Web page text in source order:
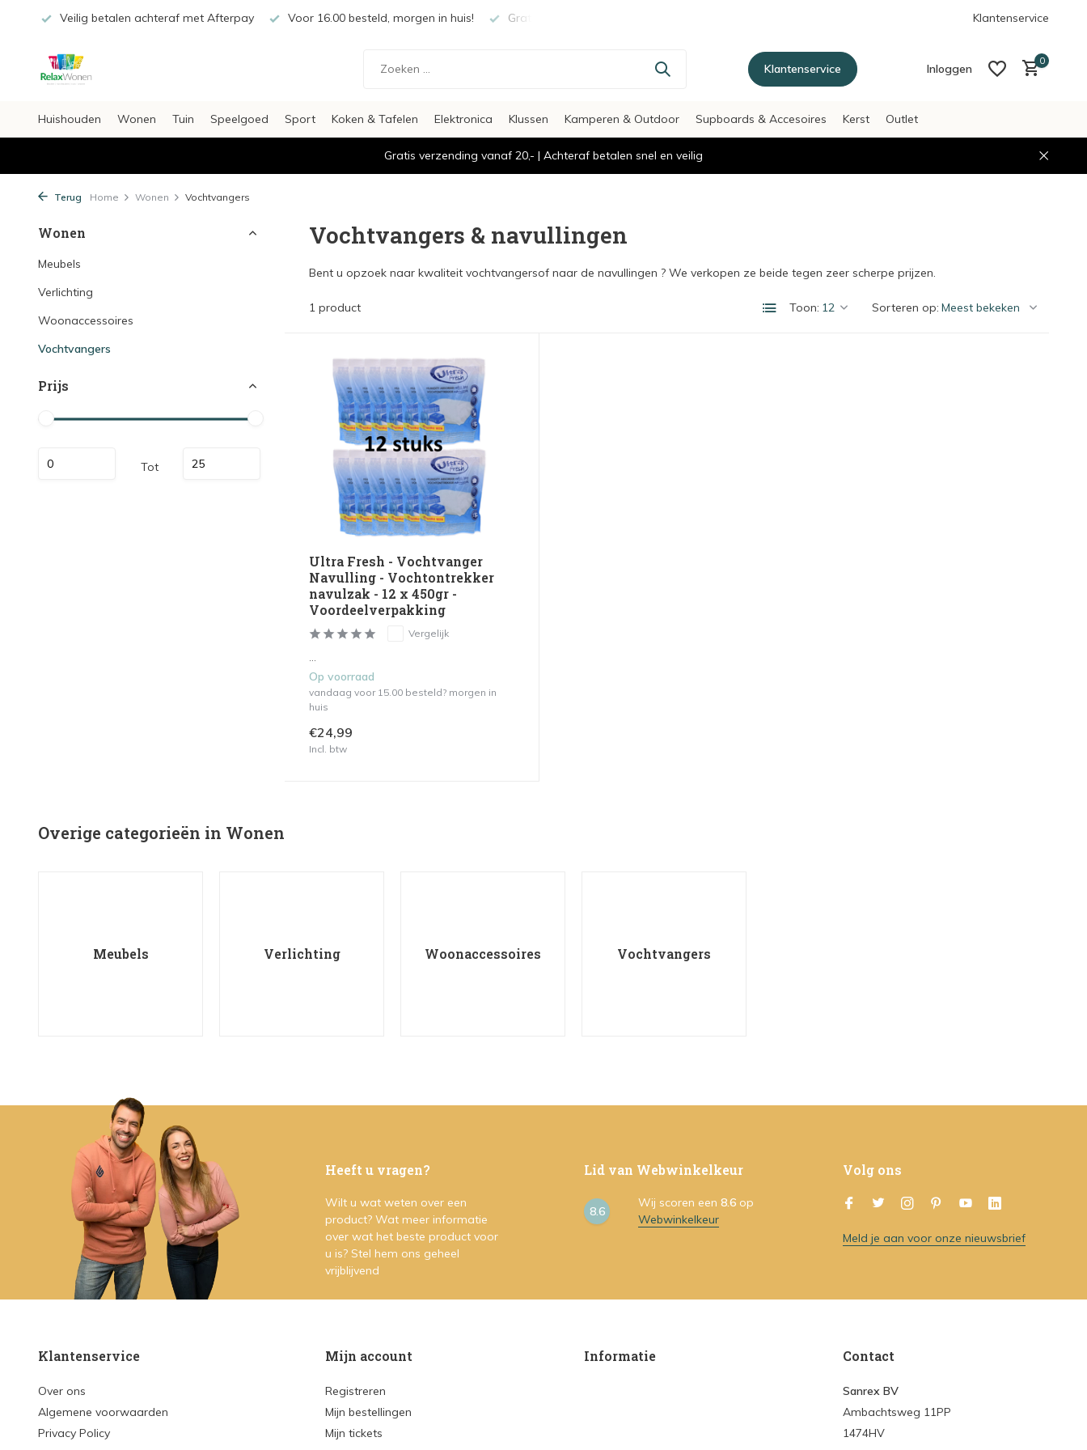
Veilig betalen achteraf met Afterpay Voor 16.00 besteld, morgen in huis! Gratis verzending vanaf €20,- Klantenservice
Klantenservice Inloggen
0
Huishouden Wonen Tuin Speelgoed Sport Koken & Tafelen Elektronica Klussen Kamperen & Outdoor Supboards & Accesoires Kerst Outlet
Gratis verzending vanaf 20,- | Achteraf betalen snel en veilig
Terug Home Wonen Vochtvangers
Wonen
Meubels
Verlichting
Woonaccessoires
Vochtvangers
Prijs
Tot
Vochtvangers & navullingen
Bent u opzoek naar kwaliteit vochtvangersof naar de navullingen ? We verkopen ze beide tegen zeer scherpe prijzen.
1 product Toon: Sorteren op:
Ultra Fresh - Vochtvanger
Navulling - Vochtontrekker
navulzak - 12 x 450gr -
Voordeelverpakking
Vergelijk
...
Op voorraad
vandaag voor 15.00 besteld? morgen in
huis
€24,99
Incl. btw
Overige categorieën in Wonen
Meubels Verlichting Woonaccessoires Vochtvangers
Heeft u vragen?
Wilt u wat weten over een
product? Wat meer informatie
over wat het beste product voor
u is? Stel hem ons geheel
vrijblijvend
Lid van Webwinkelkeur
8.6
Wij scoren een 8.6 op
Webwinkelkeur
Volg ons
Meld je aan voor onze nieuwsbrief
Klantenservice
Over ons
Algemene voorwaarden
Privacy Policy
Mijn account
Registreren
Mijn bestellingen
Mijn tickets
Informatie Contact
Sanrex BV
Ambachtsweg 11PP
1474HV